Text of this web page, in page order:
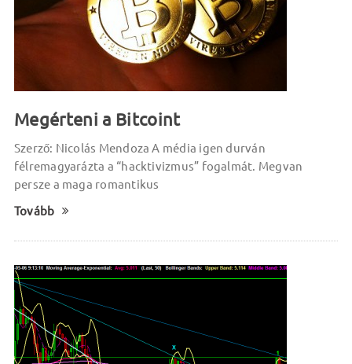
Megérteni a Bitcoint
Szerző: Nicolás Mendoza A média igen durván
félremagyarázta a “hacktivizmus” fogalmát. Megvan
persze a maga romantikus
Tovább